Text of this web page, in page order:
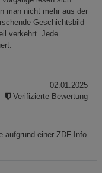
man nicht mehr aus der
Geschichtsbild
verkehrt. Jede
aufgrund einer ZDF-Info
02.01.2025
Verifizierte Bewertung